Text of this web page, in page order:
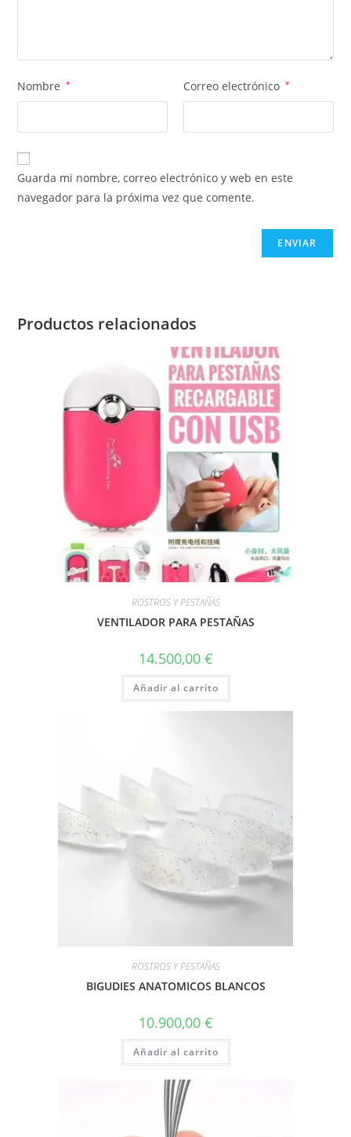
Nombre * Correo electrónico *
Guarda mi nombre, correo electrónico y web en este
navegador para la próxima vez que comente.
Productos relacionados
ROSTROS Y PESTAÑAS
VENTILADOR PARA PESTAÑAS
14.500,00 €
Añadir al carrito
ROSTROS Y PESTAÑAS
BIGUDIES ANATOMICOS BLANCOS
10.900,00 €
Añadir al carrito